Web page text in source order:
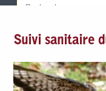
Suivi sanitaire